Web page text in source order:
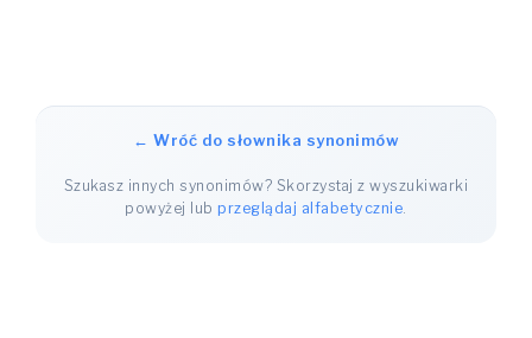
← Wróć do słownika synonimów
Szukasz innych synonimów? Skorzystaj z wyszukiwarki
powyżej lubprzeglądaj alfabetycznie.